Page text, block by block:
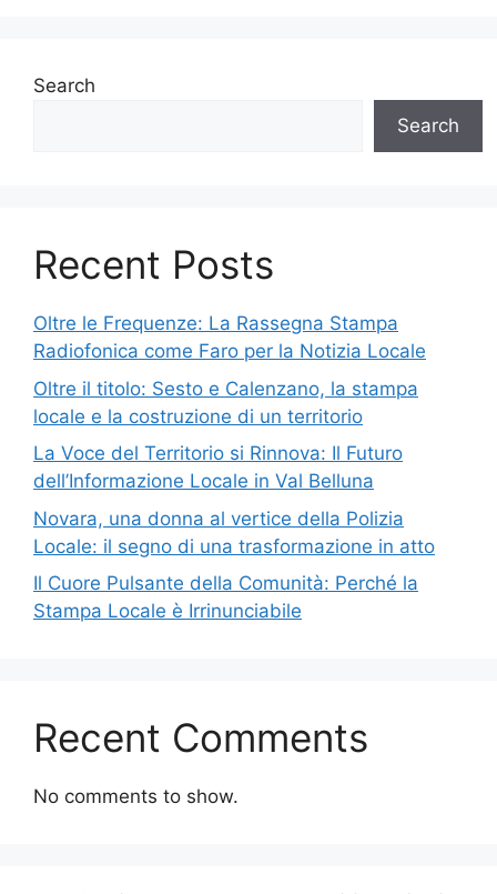
Search
Search
Recent Posts
Oltre le Frequenze: La Rassegna Stampa
Radiofonica come Faro per la Notizia Locale
Oltre il titolo: Sesto e Calenzano, la stampa
locale e la costruzione di un territorio
La Voce del Territorio si Rinnova: Il Futuro
dell’Informazione Locale in Val Belluna
Novara, una donna al vertice della Polizia
Locale: il segno di una trasformazione in atto
Il Cuore Pulsante della Comunità: Perché la
Stampa Locale è Irrinunciabile
Recent Comments
No comments to show.